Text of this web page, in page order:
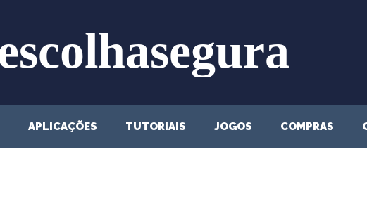
APLICAÇÕES TUTORIAIS JOGOS COMPRAS